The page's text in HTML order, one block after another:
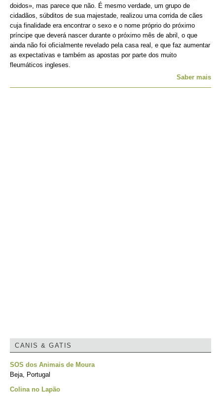
doidos», mas parece que não. É mesmo verdade, um grupo de
cidadãos, súbditos de sua majestade, realizou uma corrida de cães
cuja finalidade era encontrar o sexo e o nome próprio do próximo
príncipe que deverá nascer durante o próximo mês de abril, o que
ainda não foi oficialmente revelado pela casa real, e que faz aumentar
as expectativas e também as apostas por parte dos muito
fleumáticos ingleses.
Saber mais
CANIS & GATIS
SOS dos Animais de Moura
Beja, Portugal
Colina no Lapão